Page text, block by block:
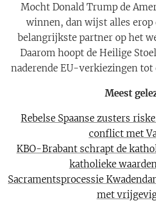
Mocht Donald Trump de
winnen, dan wijst alles erop
belangrijkste partner op het
Daarom hoopt de Heilige
naderende EU-verkiezingen tot
Meest
Rebelse Spaanse zusters
conflict met
KBO-Brabant schrapt de
katholieke
Sacramentsprocessie
met